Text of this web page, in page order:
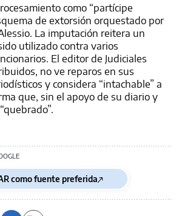
como “partícipe
de extorsión orquestado por
La imputación reitera un
utilizado contra varios
El editor de Judiciales
no ve reparos en sus
y considera “intachable” a
que, sin el apoyo de su diario y
como fuente preferida